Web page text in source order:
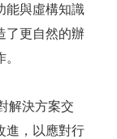
能與虛構知識
了更自然的辦
解決方案交
進，以應對行